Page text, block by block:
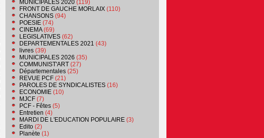
MUNICIPALES 2020 (119)
FRONT DE GAUCHE MORLAIX (110)
CHANSONS (94)
POESIE (74)
CINEMA(69)
LEGISLATIVES (62)
DEPARTEMENTALES 2021 (43)
livres (39)
MUNICIPALES 2026 (35)
COMMUNIST'ART (27)
Départementales (25)
REVUE PCF (21)
PAROLES DE SYNDICALISTES (16)
ECONOMIE (10)
MJCF (7)
PCF - Fêtes (5)
Entretien (4)
MARDI DE L'EDUCATION POPULAIRE (3)
Edito (2)
Planète (1)